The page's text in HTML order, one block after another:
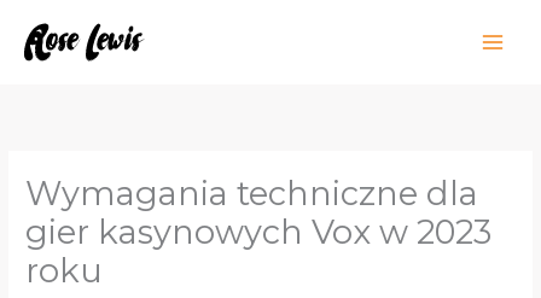
Wymagania techniczne dla
gier kasynowych Vox w 2023
roku